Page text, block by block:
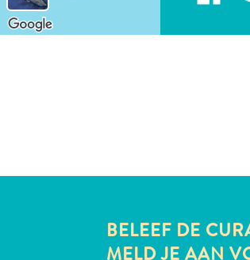
BELEEF DE
MELD JE AAN